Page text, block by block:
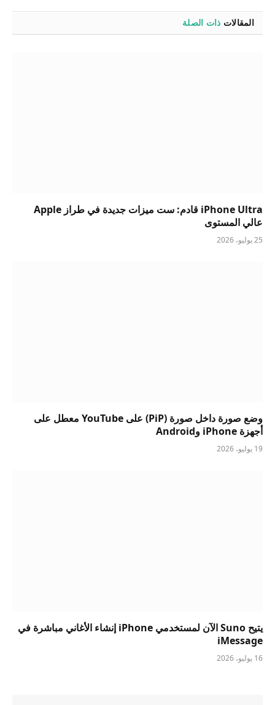
المقالات ذات الصلة
iPhone Ultra قادم: ست ميزات جديدة في طراز Apple
عالي المستوى
25 يوليو، 2026
وضع صورة داخل صورة (PiP) على YouTube معطل على
أجهزة iPhone وAndroid
19 يوليو، 2026
يتيح Suno الآن لمستخدمي iPhone إنشاء الأغاني مباشرة في
iMessage
16 يوليو، 2026